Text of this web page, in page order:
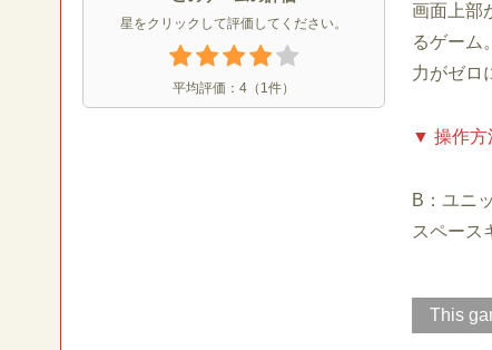
星をクリックして評価してください。
平均評価： 4 （ 1 件）
画面上部
るゲーム
力がゼロ
▼ 操作方
B：ユニ
スペース
This